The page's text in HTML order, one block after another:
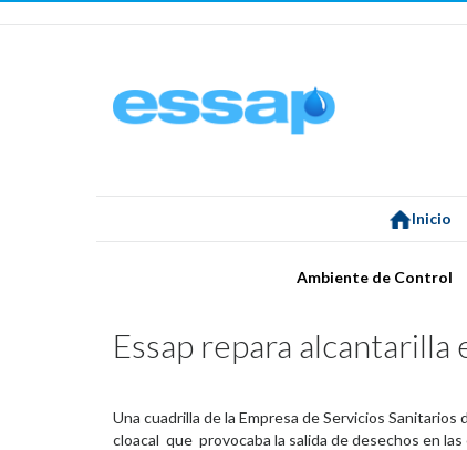
Inicio
Ambiente de Control
Essap repara
Una cuadrilla de la Empresa de Servicios Sanitarios
cloacal que provocaba la salida de desechos en